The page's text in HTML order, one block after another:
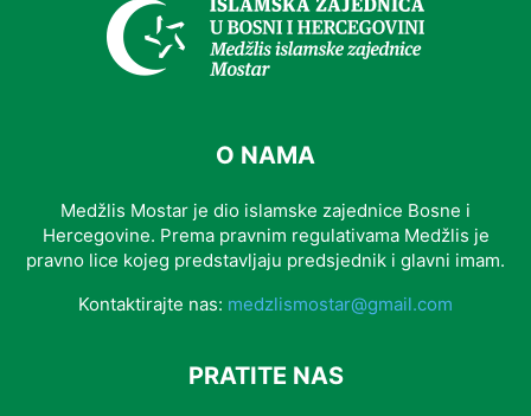
O NAMA
Medžlis Mostar je dio islamske zajednice Bosne i
Hercegovine. Prema pravnim regulativama Medžlis je
pravno lice kojeg predstavljaju predsjednik i glavni imam.
Kontaktirajte nas: medzlismostar@gmail.com
PRATITE NAS